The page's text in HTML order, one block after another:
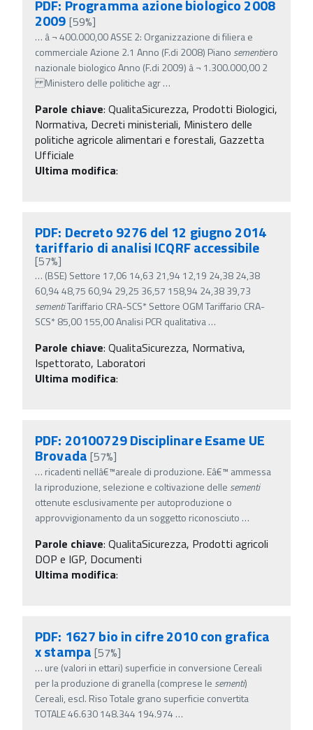
PDF: Programma azione biologico 2008
2009 [59%]
… â‚¬ 400.000,00 ASSE 2: Organizzazione di filiera e
commerciale Azione 2.1 Anno (F.di 2008) Piano sementiero
nazionale biologico Anno (F.di 2009) â‚¬ 1.300.000,00 2
Ministero delle politiche agr…
Parole chiave: QualitaSicurezza, Prodotti Biologici,
Normativa, Decreti ministeriali, Ministero delle
politiche agricole alimentari e forestali, Gazzetta
Ufficiale
Ultima modifica:
PDF: Decreto 9276 del 12 giugno 2014
tariffario di analisi ICQRF accessibile
[57%]
… (BSE) Settore 17,06 14,63 21,94 12,19 24,38 24,38
60,94 48,75 60,94 29,25 36,57 158,94 24,38 39,73
sementiTariffario CRA-SCS* Settore OGM Tariffario CRA-
SCS* 85,00 155,00 Analisi PCR qualitativa…
Parole chiave: QualitaSicurezza, Normativa,
Ispettorato, Laboratori
Ultima modifica:
PDF: 20100729 Disciplinare Esame UE
Brovada [57%]
… ricadenti nellâ€™areale di produzione. Eâ€™ ammessa
la riproduzione, selezione e coltivazione delle sementi
ottenute esclusivamente per autoproduzione o
approvvigionamento da un soggetto riconosciuto …
Parole chiave: QualitaSicurezza, Prodotti agricoli
DOP e IGP, Documenti
Ultima modifica:
PDF: 1627 bio in cifre 2010 con grafica
x stampa [57%]
… ure (valori in ettari) superficie in conversione Cereali
per la produzione di granella (comprese le sementi)
Cereali, escl. Riso Totale grano superficie convertita
TOTALE 46.630 148.344 194.974 …